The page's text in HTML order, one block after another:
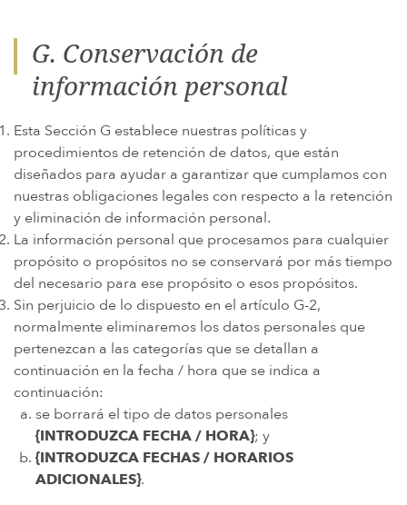
G. Conservación de
información personal
Esta Sección G establece nuestras políticas y
procedimientos de retención de datos, que están
diseñados para ayudar a garantizar que cumplamos con
nuestras obligaciones legales con respecto a la retención
y eliminación de información personal.
La información personal que procesamos para cualquier
propósito o propósitos no se conservará por más tiempo
del necesario para ese propósito o esos propósitos.
Sin perjuicio de lo dispuesto en el artículo G-2,
normalmente eliminaremos los datos personales que
pertenezcan a las categorías que se detallan a
continuación en la fecha / hora que se indica a
continuación:
se borrará el tipo de datos personales
{INTRODUZCA FECHA / HORA}; y
{INTRODUZCA FECHAS / HORARIOS
ADICIONALES}.